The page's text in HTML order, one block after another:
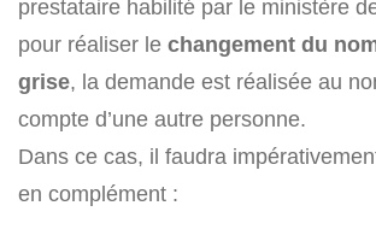
prestataire habilité par le ministère
pour réaliser le changement du
grise, la demande est réalisée au
compte d’une autre personne.
Dans ce cas, il faudra
en complément :